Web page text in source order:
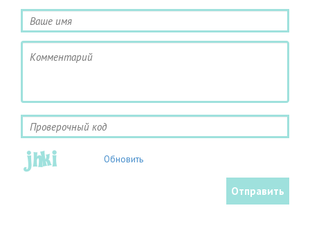
Обновить